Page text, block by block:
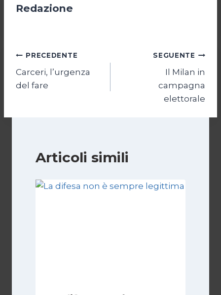
Redazione
Navigazione
articoli
PRECEDENTE
Carceri, l’urgenza
del fare
SEGUENTE
Il Milan in
campagna
elettorale
Articoli simili